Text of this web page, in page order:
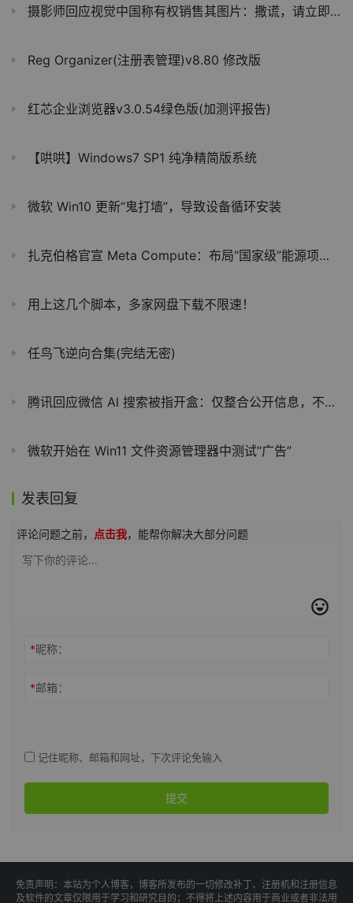
摄影师回应视觉中国称有权销售其图片：撒谎，请立即停止侵权行为
Reg Organizer(注册表管理)v8.80 修改版
红芯企业浏览器v3.0.54绿色版(加测评报告)
【哄哄】Windows7 SP1 纯净精简版系统
微软 Win10 更新“鬼打墙”，导致设备循环安装
扎克伯格官宣 Meta Compute：布局“国家级”能源项目，打造全球顶级 AI 算力版图
用上这几个脚本，多家网盘下载不限速！
任鸟飞逆向合集(完结无密)
腾讯回应微信 Al 搜索被指开盒：仅整合公开信息，不会碰用户隐私
微软开始在 Win11 文件资源管理器中测试“广告”
发表回复
评论问题之前， 点击我，能帮你解决大部分问题
*昵称：
*邮箱：
记住昵称、邮箱和网址，下次评论免输入
提交
免责声明：本站为个人博客，博客所发布的一切修改补丁、注册机和注册信息
及软件的文章仅限用于学习和研究目的；不得将上述内容用于商业或者非法用